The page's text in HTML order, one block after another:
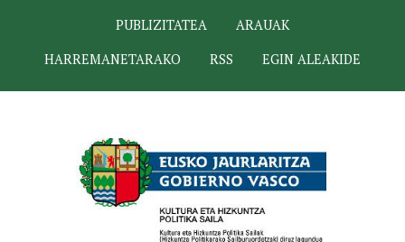
PUBLIZITATEA
ARAUAK
HARREMANETARAKO
RSS EGIN ALEAKIDE